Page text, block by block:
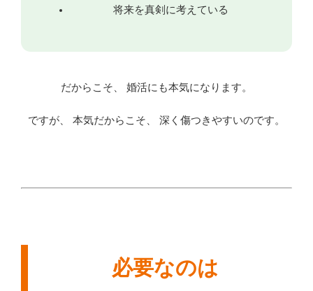
将来を真剣に考えている
だからこそ、 婚活にも本気になります。
ですが、 本気だからこそ、 深く傷つきやすいのです。
必要なのは